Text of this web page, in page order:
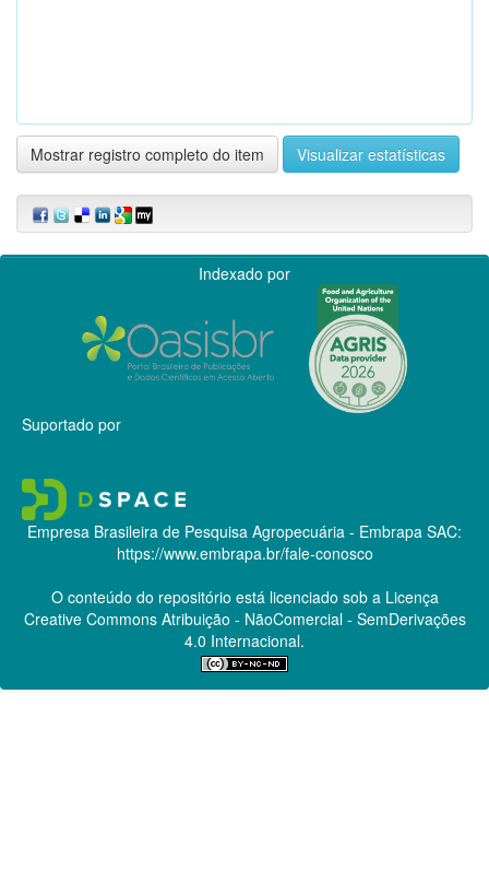
Mostrar registro completo do item Visualizar estatísticas
Indexado por
Suportado por
Empresa Brasileira de Pesquisa Agropecuária - Embrapa SAC:
https://www.embrapa.br/fale-conosco
O conteúdo do repositório está licenciado sob a Licença
Creative CommonsAtribuição - NãoComercial - SemDerivações
4.0 Internacional.